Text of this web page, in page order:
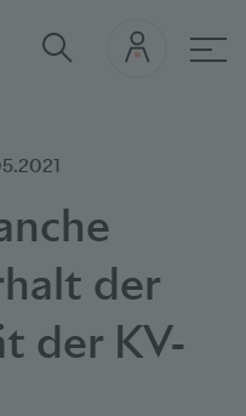
der
der KV-